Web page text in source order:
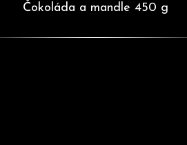
Čokoláda a mandle 450 g